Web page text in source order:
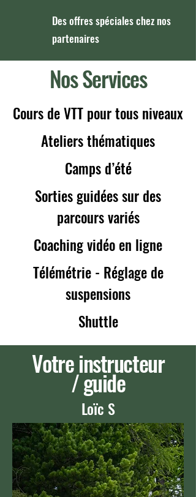
Des offres spéciales chez nos
partenaires
Nos Services
Cours de VTT pour tous niveaux
Ateliers thématiques
Camps d’été
Sorties guidées sur des
parcours variés
Coaching vidéo en ligne
Télémétrie - Réglage de
suspensions
Shuttle
Votre instructeur
/ guide
Loïc S